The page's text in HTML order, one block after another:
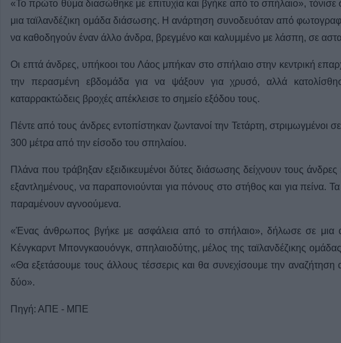
«Το πρώτο θύμα διασώθηκε με επιτυχία και βγήκε από το σπήλαιο»,
μια ταϊλανδέζικη ομάδα διάσωσης. Η ανάρτηση συνοδευόταν από
να καθοδηγούν έναν άλλο άνδρα, βρεγμένο και καλυμμένο με λάσπη, σε
Οι επτά άνδρες, υπήκοοι του Λάος μπήκαν στο σπήλαιο στην κεντρική
την περασμένη εβδομάδα για να ψάξουν για χρυσό, αλλά
καταρρακτώδεις βροχές απέκλεισε το σημείο εξόδου τους.
Πέντε από τους άνδρες εντοπίστηκαν ζωντανοί την Τετάρτη, στριμωγμένοι
300 μέτρα από την είσοδο του σπηλαίου.
Πλάνα που τράβηξαν εξειδικευμένοι δύτες διάσωσης δείχνουν τους
εξαντλημένους, να παραπονιούνται για πόνους στο στήθος και για πείνα.
παραμένουν αγνοούμενα.
«Ένας άνθρωπος βγήκε με ασφάλεια από το σπήλαιο», δήλωσε σε μια
Κένγκαρντ Μπονγκαουόνγκ, σπηλαιοδύτης, μέλος της ταϊλανδέζικης
«Θα εξετάσουμε τους άλλους τέσσερις και θα συνεχίσουμε την αναζήτηση
δύο».
Πηγή: ΑΠΕ - ΜΠΕ